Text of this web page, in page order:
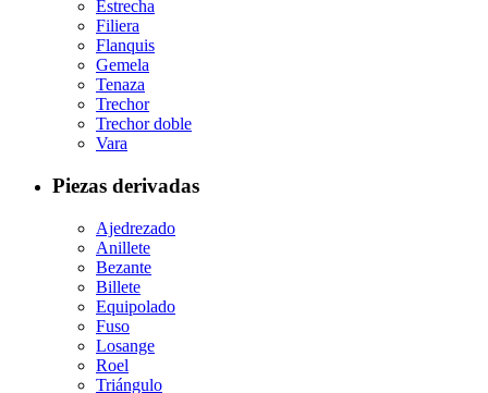
Estrecha
Filiera
Flanquis
Gemela
Tenaza
Trechor
Trechor doble
Vara
Piezas derivadas
Ajedrezado
Anillete
Bezante
Billete
Equipolado
Fuso
Losange
Roel
Triángulo